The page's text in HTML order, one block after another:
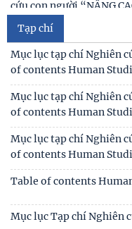
“Xu hướng biến đổi của
Công bố công khai dự
của Viện Nghiên cứu
Thư mời viết bài hội
cứu con người “NÂNG
Thông báo triệu tập thí
gia sát hạch trình độ
bằng, chứng chỉ đối với
Tạp chí
Mục lục tạp chí Nghiên
Mục lục tạp chí Nghiên